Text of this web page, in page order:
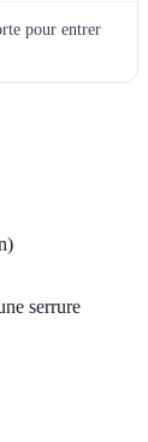
pour entrer
serrure